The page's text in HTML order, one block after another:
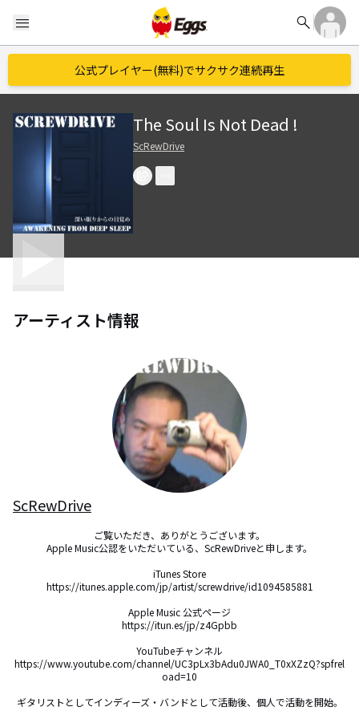
menu search
公式プレイヤー(無料)でサクサク連続再生
The Soul Is Not Dead !
ScRewDrive
アーティスト情報
ScRewDrive
ご覧いただき、ありがとうございます。
Apple Music公認をいただいている、ScRewDriveと申します。
iTunes Store
https://itunes.apple.com/jp/artist/screwdrive/id1094585881
Apple Music 公式ページ
https://itun.es/jp/z4Gpbb
YouTubeチャンネル
https://www.youtube.com/channel/UC3pLx3bAdu0JWA0_T0xXZzQ?spfrel
oad=10
ギタリストとしてインディーズ・バンドとして活動後、個人で活動を開始。